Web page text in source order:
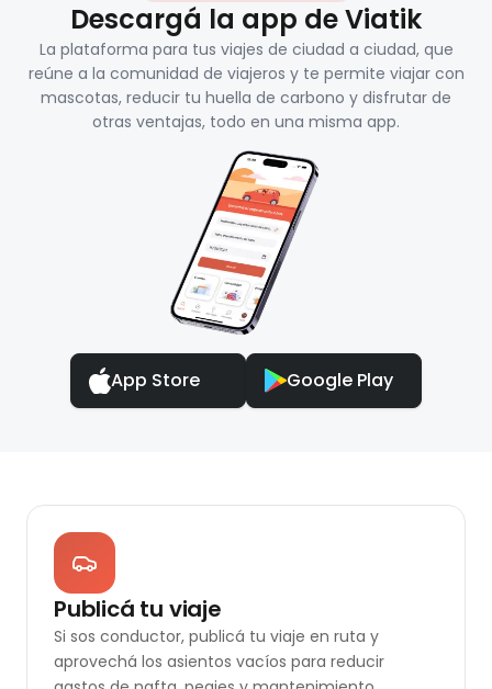
Descargá la app de Viatik
La plataforma para tus viajes de ciudad a ciudad, que
reúne a la comunidad de viajeros y te permite viajar con
mascotas, reducir tu huella de carbono y disfrutar de
otras ventajas, todo en una misma app.
App Store Google Play
Publicá tu viaje
Si sos conductor, publicá tu viaje en ruta y
aprovechá los asientos vacíos para reducir